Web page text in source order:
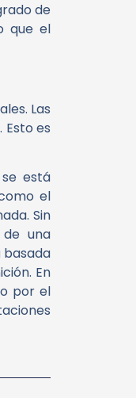
de
que el
Las
es
está
el
Sin
una
basada
En
por el